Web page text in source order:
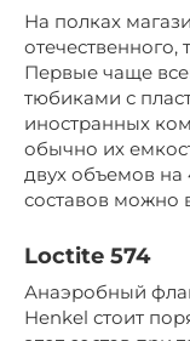
На полках
отечественного,
Первые чаще
тюбиками с
иностранных
обычно их
двух объемов
составов можно
Loctite 574
Анаэробный
Henkel стоит